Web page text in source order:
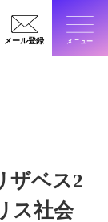
メール登録 メニュー
ザベス2
ス社会